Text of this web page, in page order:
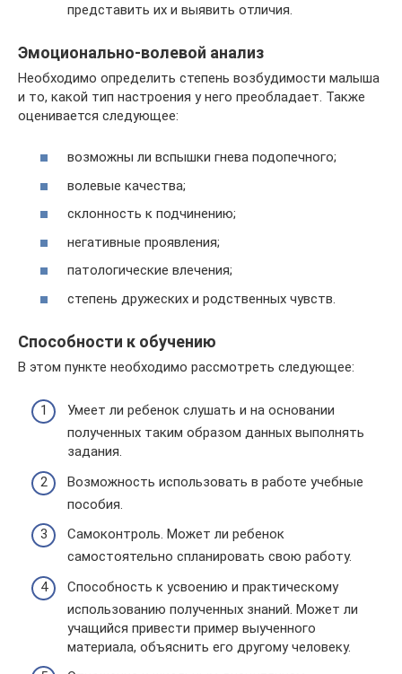
представить их и выявить отличия.
Эмоционально-волевой анализ
Необходимо определить степень возбудимости малыша
и то, какой тип настроения у него преобладает. Также
оценивается следующее:
возможны ли вспышки гнева подопечного;
волевые качества;
склонность к подчинению;
негативные проявления;
патологические влечения;
степень дружеских и родственных чувств.
Способности к обучению
В этом пункте необходимо рассмотреть следующее:
Умеет ли ребенок слушать и на основании
полученных таким образом данных выполнять
задания.
Возможность использовать в работе учебные
пособия.
Самоконтроль. Может ли ребенок
самостоятельно спланировать свою работу.
Способность к усвоению и практическому
использованию полученных знаний. Может ли
учащийся привести пример выученного
материала, объяснить его другому человеку.